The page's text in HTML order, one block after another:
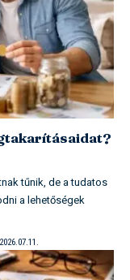
tűnik, de a tudatos
a lehetőségek
2026.07.11.